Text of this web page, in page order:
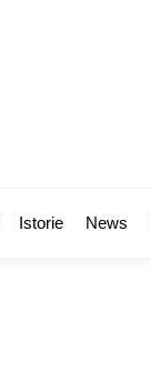
Istorie News